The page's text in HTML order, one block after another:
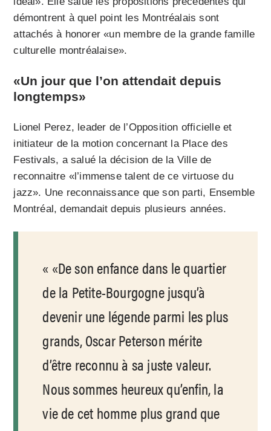
démontrent à quel point les Montréalais sont
attachés à honorer «un membre de la grande famille
culturelle montréalaise».
«Un jour que l’on attendait depuis
longtemps»
Lionel Perez, leader de l’Opposition officielle et
initiateur de la motion concernant la Place des
Festivals, a salué la décision de la Ville de
reconnaitre «l’immense talent de ce virtuose du
jazz». Une reconnaissance que son parti, Ensemble
Montréal, demandait depuis plusieurs années.
«De son enfance dans le quartier
de la Petite-Bourgogne jusqu’à
devenir une légende parmi les plus
grands, Oscar Peterson mérite
d’être reconnu à sa juste valeur.
Nous sommes heureux qu’enfin, la
vie de cet homme plus grand que